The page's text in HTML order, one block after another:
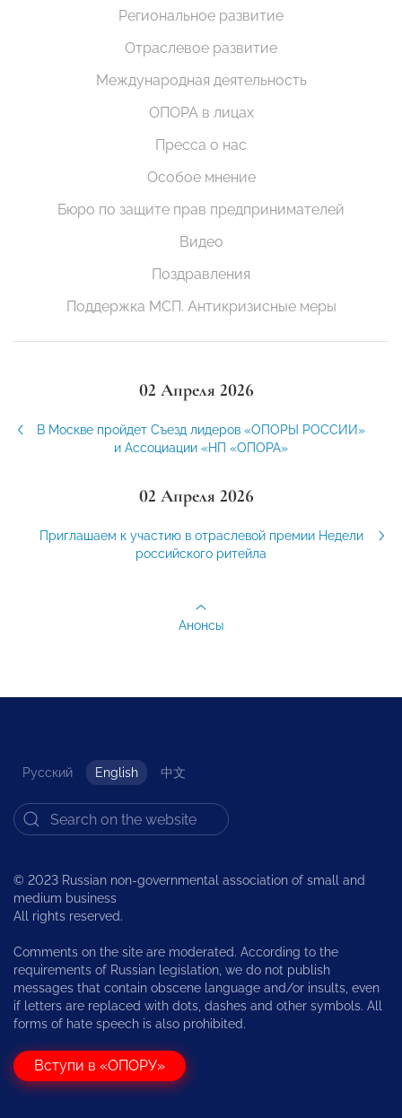
Региональное развитие
Отраслевое развитие
Международная деятельность
ОПОРА в лицах
Пресса о нас
Особое мнение
Бюро по защите прав предпринимателей
Видео
Поздравления
Поддержка МСП. Антикризисные меры
02 Апреля 2026
В Москве пройдет Съезд лидеров «ОПОРЫ РОССИИ»
и Ассоциации «НП «ОПОРА»
02 Апреля 2026
Приглашаем к участию в отраслевой премии Недели
российского ритейла
Анонсы
Русский English 中文
© 2023 Russian non-governmental association of small and
medium business
All rights reserved.
Comments on the site are moderated. According to the
requirements of Russian legislation, we do not publish
messages that contain obscene language and/or insults, even
if letters are replaced with dots, dashes and other symbols. All
forms of hate speech is also prohibited.
Вступи в «ОПОРУ»